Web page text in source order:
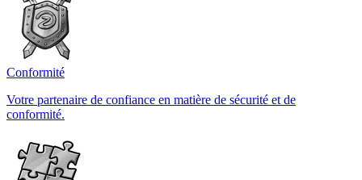
Conformité
Votre partenaire de confiance en matière de sécurité et de
conformité.